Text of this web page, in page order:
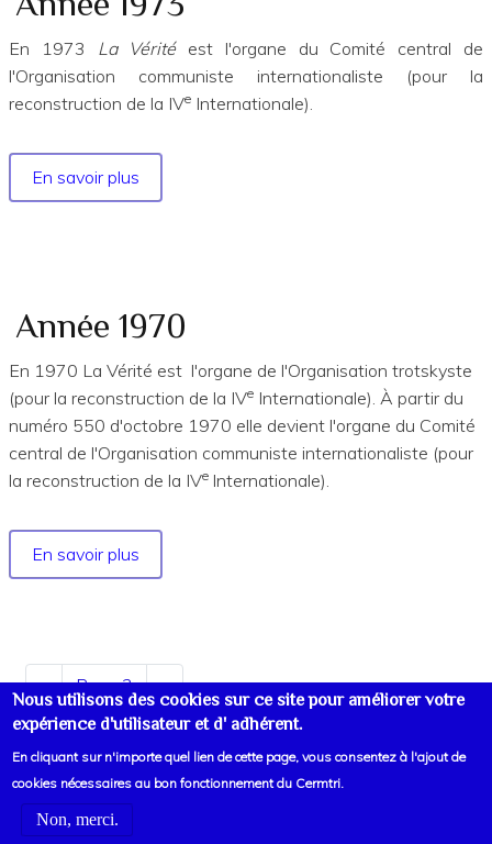
Nous utilisons des cookies sur ce site pour améliorer votre
expérience d'utilisateur et d' adhérent.
En cliquant sur n'importe quel lien de cette page, vous consentez à l'ajout de
cookies nécessaires au bon fonctionnement du Cermtri.
Non, merci.
En 1973 La Vérité est l'organe du Comité central de
l'Organisation communiste internationaliste (pour la
reconstruction de la IVe Internationale).
En savoir plus
Année
Année 1970
En 1970 La Vérité est l'organe de l'Organisation trotskyste
(pour la reconstruction de la IVe Internationale). À partir du
numéro 550 d'octobre 1970 elle devient l'organe du Comité
central de l'Organisation communiste internationaliste (pour
la reconstruction de la IVe Internationale).
En savoir plus
Année
Pagination
Page
précédente
‹‹ Page 2
Page
suivante
››
Voir liens d'informations